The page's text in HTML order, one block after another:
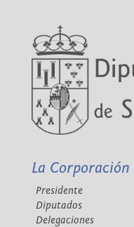
La Corporación
Presidente
Diputados
Delegaciones